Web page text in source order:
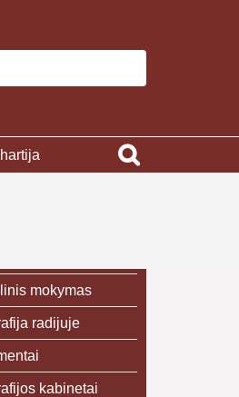
mokymas
radijuje
kabinetai